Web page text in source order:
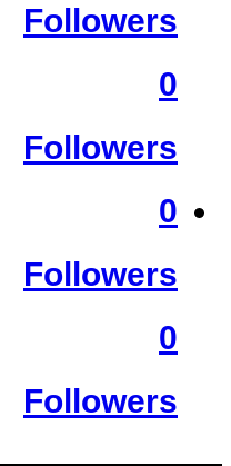
Followers
0
Followers
0
Followers
0
Followers